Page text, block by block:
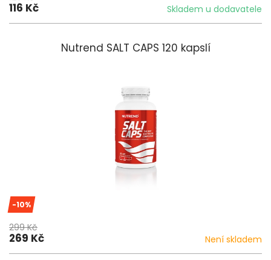
116 Kč Skladem u dodavatele
Nutrend SALT CAPS 120 kapslí
-10%
299 Kč
269 Kč Není skladem